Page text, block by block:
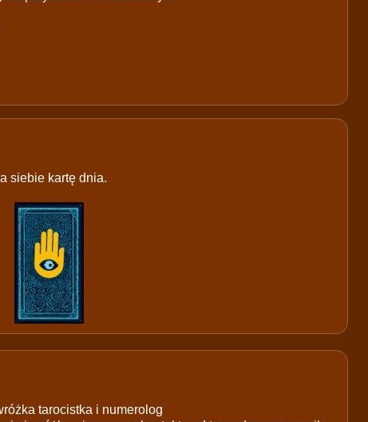
siebie kartę dnia.
tarocistka i numerolog